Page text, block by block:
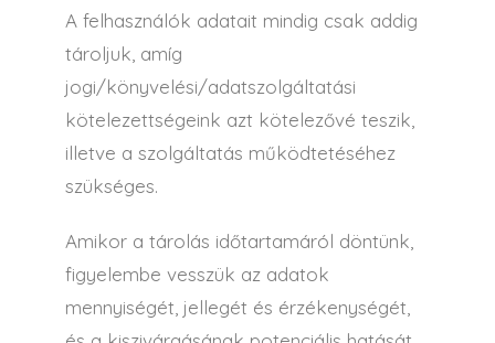
A felhasználók adatait mindig csak addig
tároljuk, amíg
jogi/könyvelési/adatszolgáltatási
kötelezettségeink azt kötelezővé teszik,
illetve a szolgáltatás működtetéséhez
szükséges.
Amikor a tárolás időtartamáról döntünk,
figyelembe vesszük az adatok
mennyiségét, jellegét és érzékenységét,